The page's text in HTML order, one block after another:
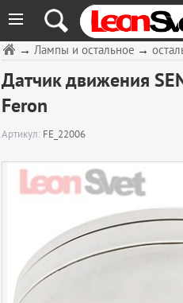
≡
→
→Лампы и остальное
Датчик движения
Feron
Артикул: FE_22006